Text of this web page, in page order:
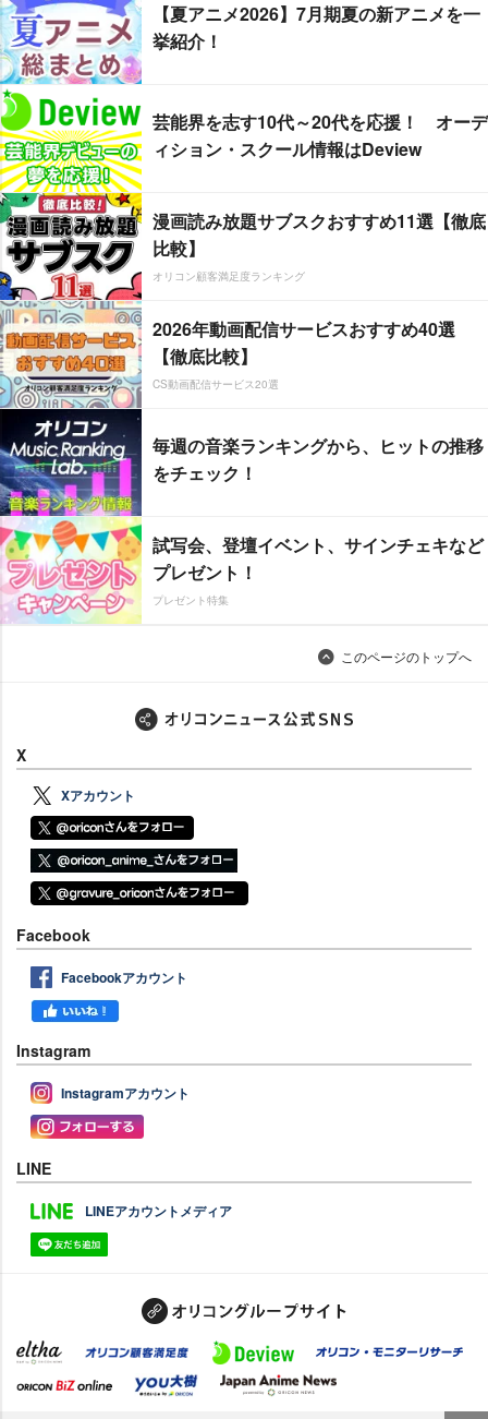
【夏アニメ2026】7月期夏の新アニメを一
挙紹介！
芸能界を志す10代～20代を応援！ オーデ
ィション・スクール情報はDeview
漫画読み放題サブスクおすすめ11選【徹底
比較】
オリコン顧客満足度ランキング
2026年動画配信サービスおすすめ40選
【徹底比較】
CS動画配信サービス20選
毎週の音楽ランキングから、ヒットの推移
をチェック！
試写会、登壇イベント、サインチェキなど
プレゼント！
プレゼント特集
このページのトップへ
X
Xアカウント
Facebook
Facebookアカウント
Instagram
Instagramアカウント
LINE
LINEアカウントメディア